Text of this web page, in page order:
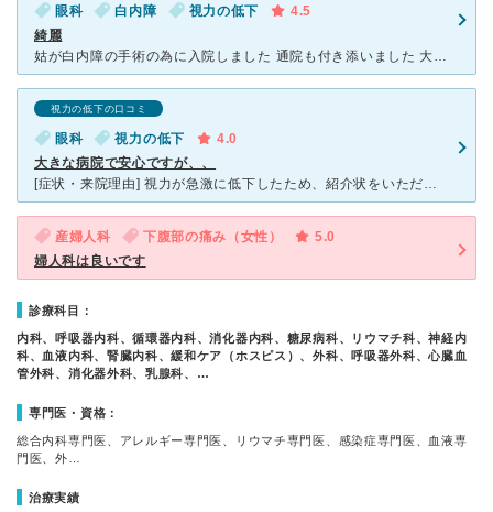
眼科 白内障 視力の低下
4.5
綺麗
姑が白内障の手術の為に入院しました 通院も付き添いました 大きな病院なので待ち時間は長いですが 丁寧に診察してれます 説明も丁寧でした 手術の当日も安心して臨めました 姑 本人も安心してい
視力の低下の口コミ
眼科 視力の低下
4.0
大きな病院で安心ですが、、
[症状・来院理由] 視力が急激に低下したため、紹介状をいただき受診しました [医師の診断・治療法] 円錐角膜ということがわかり、ハードコンタクトレンズ装着で様子をみることになりました。 [感想
産婦人科 下腹部の痛み（女性）
5.0
婦人科は良いです
診療科目：
内科、呼吸器内科、循環器内科、消化器内科、糖尿病科、リウマチ科、神経内
科、血液内科、腎臓内科、緩和ケア（ホスピス）、外科、呼吸器外科、心臓血
管外科、消化器外科、乳腺科、…
専門医・資格：
総合内科専門医、アレルギー専門医、リウマチ専門医、感染症専門医、血液専
門医、外…
治療実績